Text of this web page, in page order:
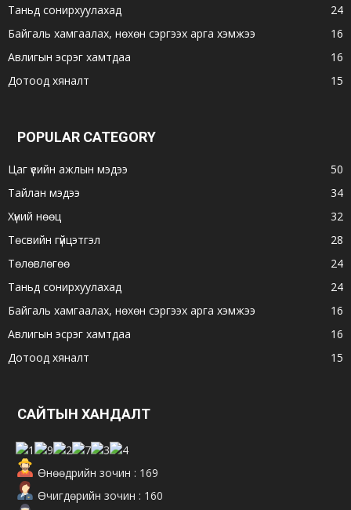
Таньд сонирхуулахад
24
Байгаль хамгаалах, нөхөн сэргээх арга хэмжээ
16
Авлигын эсрэг хамтдаа
16
Дотоод хяналт
15
POPULAR CATEGORY
Цаг үеийн ажлын мэдээ
50
Тайлан мэдээ
34
Хүний нөөц
32
Төсвийн гүйцэтгэл
28
Төлөвлөгөө
24
Таньд сонирхуулахад
24
Байгаль хамгаалах, нөхөн сэргээх арга хэмжээ
16
Авлигын эсрэг хамтдаа
16
Дотоод хяналт
15
САЙТЫН ХАНДАЛТ
Өнөөдрийн зочин : 169
Өчигдөрийн зочин : 160